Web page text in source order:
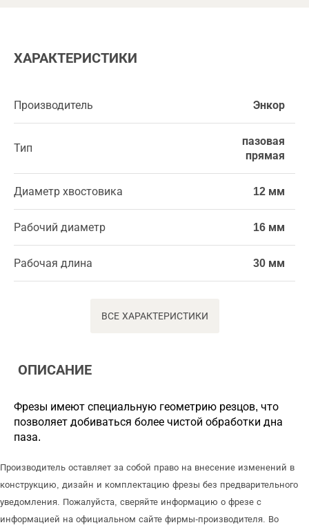
ХАРАКТЕРИСТИКИ
Производитель Энкор
Тип
пазовая
прямая
Диаметр хвостовика 12 мм
Рабочий диаметр 16 мм
Рабочая длина 30 мм
ВСЕ ХАРАКТЕРИСТИКИ
ОПИСАНИЕ
Фрезы имеют специальную геометрию резцов, что
позволяет добиваться более чистой обработки дна
паза.
Производитель оставляет за собой право на внесение изменений в
конструкцию, дизайн и комплектацию фрезы без предварительного
уведомления. Пожалуйста, сверяйте информацию о фрезе с
информацией на официальном сайте фирмы-производителя. Во